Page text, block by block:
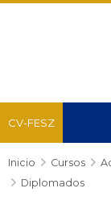
CV-FESZ
Recursos
Inicio Cursos
Diplomados